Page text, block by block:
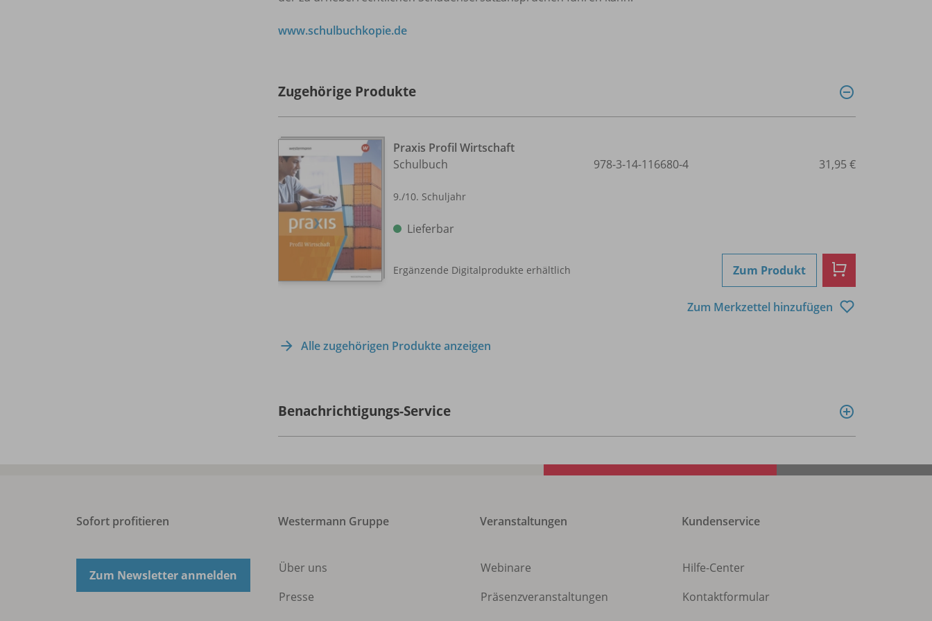
www.schulbuchkopie.de
Zugehörige Produkte
Praxis Profil Wirtschaft
Schulbuch
9./10. Schuljahr
Lieferbar
Ergänzende Digitalprodukte erhältlich
978-3-14-116680-4 31,95 €
Zum Produkt
Zum Merkzettel hinzufügen
Alle zugehörigen Produkte anzeigen
Benachrichtigungs-Service
Sofort profitieren
Zum Newsletter anmelden
Westermann Gruppe
Über uns
Presse
Veranstaltungen
Webinare
Präsenzveranstaltungen
Kundenservice
Hilfe-Center
Kontaktformular